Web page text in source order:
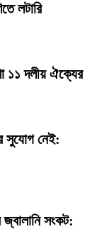
লটারি
১১ দলীয় ঐক্যের
সুযোগ নেই:
সংকট: